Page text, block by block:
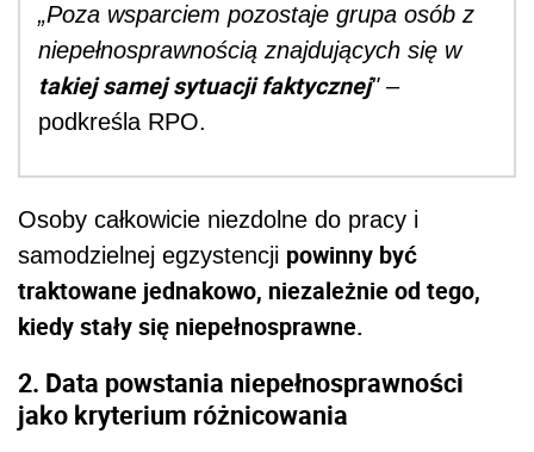
„Poza wsparciem pozostaje grupa osób z
niepełnosprawnością znajdujących się w
takiej samej sytuacji faktycznej" –
podkreśla RPO.
Osoby całkowicie niezdolne do pracy i
samodzielnej egzystencji powinny być
traktowane jednakowo, niezależnie od tego,
kiedy stały się niepełnosprawne.
2. Data powstania niepełnosprawności
jako kryterium różnicowania